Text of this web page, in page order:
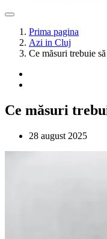
Prima pagina
Azi in Cluj
Ce măsuri trebuie
Ce măsuri
28 august 2025